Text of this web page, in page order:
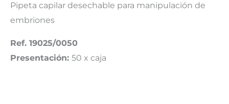
Pipeta capilar desechable para manipulación de
embriones
Ref. 19025/0050
Presentación: 50 x caja